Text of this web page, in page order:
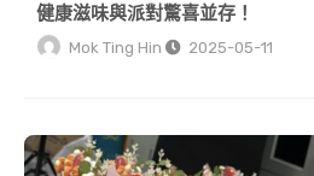
健康滋味與派對驚喜並存！
Mok Ting Hin 2025-05-11